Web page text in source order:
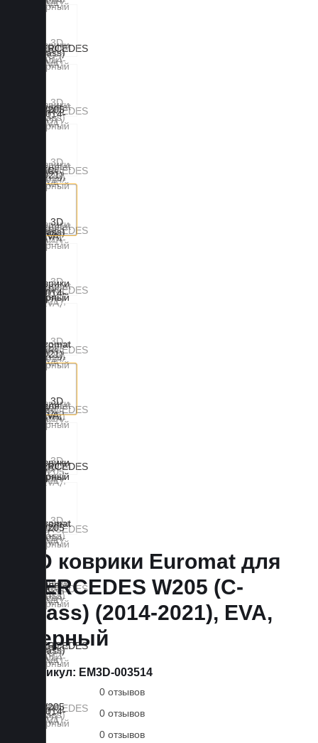
3D коврики Euromat для
MERCEDES W205 (C-
Class) (2014-2021), EVA,
Черный
Артикул: EM3D-003514
0 отзывов
0 отзывов
0 отзывов